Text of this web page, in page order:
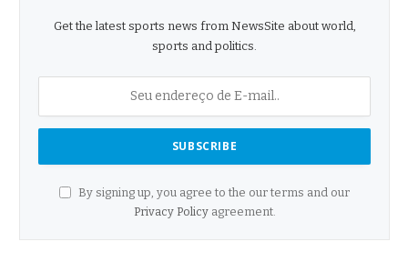
Get the latest sports news from NewsSite about world,
sports and politics.
By signing up, you agree to the our terms and our
Privacy Policyagreement.